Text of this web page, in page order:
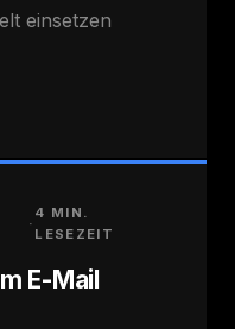
einsetzen
·
4 MIN.
LESEZEIT
E-Mail